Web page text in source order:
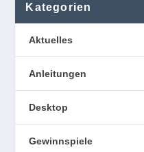
Kategorien
Aktuelles
Anleitungen
Desktop
Gewinnspiele